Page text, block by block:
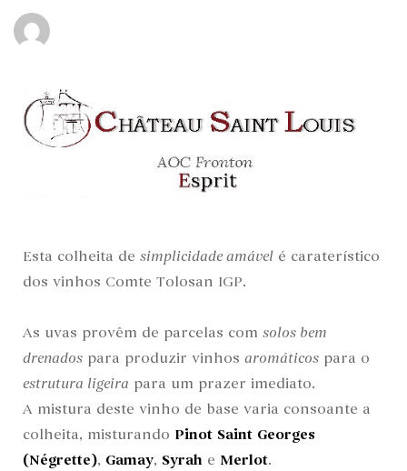
Esta colheita de simplicidade amável é caraterístico
dos vinhos Comte Tolosan IGP.
As uvas provêm de parcelas com solos bem
drenados para produzir vinhos aromáticos para o
estrutura ligeira para um prazer imediato.
A mistura deste vinho de base varia consoante a
colheita, misturando Pinot Saint Georges
(Négrette), Gamay, Syrah e Merlot.